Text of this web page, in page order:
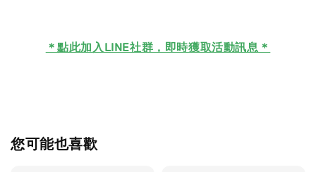
＊點此加入LINE社群，即時獲取活動訊息＊
您可能也喜歡